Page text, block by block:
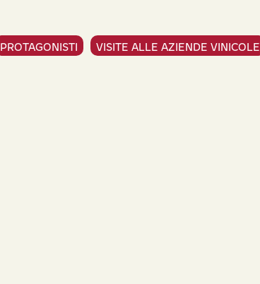
PROTAGONISTI VISITE ALLE AZIENDE VINICOLE